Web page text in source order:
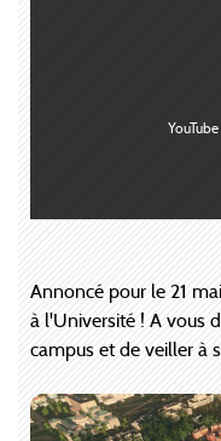
Annoncé pour le 21
à l'Université ! A vous
campus et de veiller à